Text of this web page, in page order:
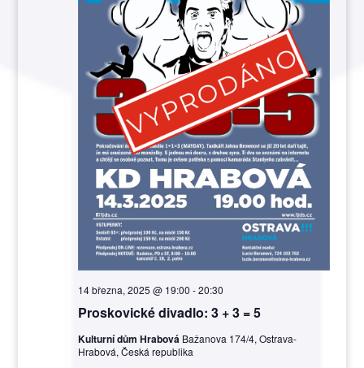
Proskovické divadlo: 3 + 3 = 5
14 března, 2025 @ 19:00 -20:30
Kulturní dům Hrabová Bažanova 174/4, Ostrava-
Hrabová, Česká republika